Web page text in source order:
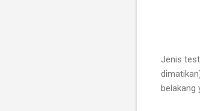
Jenis
belakang